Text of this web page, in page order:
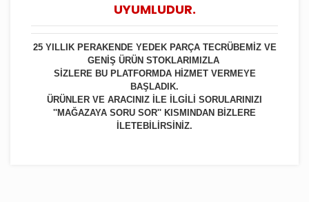
UYUMLUDUR.
25 YILLIK PERAKENDE YEDEK PARÇA TECRÜBEMİZ VE
GENİŞ ÜRÜN STOKLARIMIZLA
SİZLERE BU PLATFORMDA HİZMET VERMEYE
BAŞLADIK.
ÜRÜNLER VE ARACINIZ İLE İLGİLİ SORULARINIZI
''MAĞAZAYA SORU SOR'' KISMINDAN BİZLERE
İLETEBİLİRSİNİZ.